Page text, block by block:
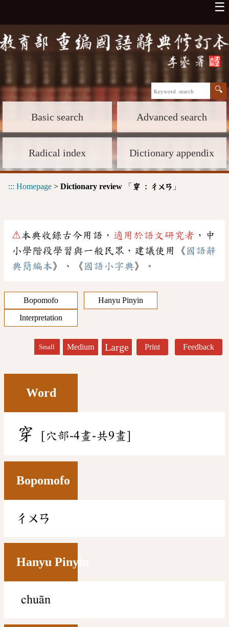
☰
Basic search Advanced search
Radical index Dictionary appendix
::: Homepage > Dictionary review 「 穿 : ㄔㄨㄢ 」
⚠本典收錄古今用語， 適用於語文研究者 ，中
小學階段學習與一般民眾，建議使用《 國語辭
典簡編本》、《 國語小字典》。
Bopomofo
Hanyu Pinyin
Interpretation
Small Medium Large Print Feedback
Word
穿 [穴部-4畫-共9畫]
Bopomofo
ㄔㄨㄢ
Hanyu Pinyin
chuān